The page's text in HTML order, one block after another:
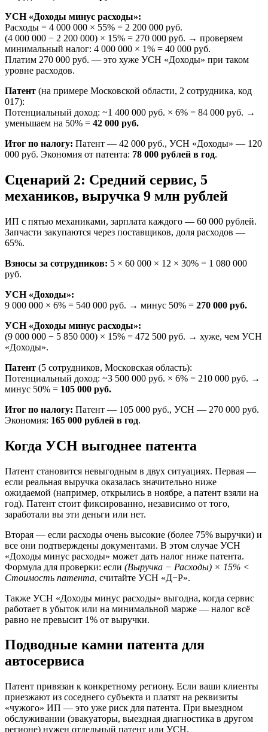
УСН «Доходы минус расходы»:
Расходы = 4 000 000 × 55% = 2 200 000 руб.
(4 000 000 − 2 200 000) × 15% = 270 000 руб. → проверяем
минимальный налог: 4 000 000 × 1% = 40 000 руб.
Платим 270 000 руб. — это хуже УСН «Доходы» при таком
уровне расходов.
Патент (на примере Московской области, 2 сотрудника, код
017):
Потенциальный доход: ~1 400 000 руб. × 6% = 84 000 руб. →
уменьшаем на 50% = 42 000 руб.
Итог по налогу: Патент — 42 000 руб., УСН «Доходы» — 120
000 руб. Экономия от патента: 78 000 рублей в год.
Сценарий 2: Средний сервис, 5
механиков, выручка 9 млн рублей
ИП с пятью механиками, зарплата каждого — 60 000 рублей.
Запчасти закупаются через поставщиков, доля расходов —
65%.
Взносы за сотрудников: 5 × 60 000 × 12 × 30% = 1 080 000
руб.
УСН «Доходы»:
9 000 000 × 6% = 540 000 руб. → минус 50% = 270 000 руб.
УСН «Доходы минус расходы»:
(9 000 000 − 5 850 000) × 15% = 472 500 руб. → хуже, чем УСН
«Доходы».
Патент (5 сотрудников, Московская область):
Потенциальный доход: ~3 500 000 руб. × 6% = 210 000 руб. →
минус 50% = 105 000 руб.
Итог по налогу: Патент — 105 000 руб., УСН — 270 000 руб.
Экономия: 165 000 рублей в год.
Когда УСН выгоднее патента
Патент становится невыгодным в двух ситуациях. Первая —
если реальная выручка оказалась значительно ниже
ожидаемой (например, открылись в ноябре, а патент взяли на
год). Патент стоит фиксированно, независимо от того,
заработали вы эти деньги или нет.
Вторая — если расходы очень высокие (более 75% выручки) и
все они подтверждены документами. В этом случае УСН
«Доходы минус расходы» может дать налог ниже патента.
Формула для проверки: если (Выручка − Расходы) × 15% <
Стоимость патента, считайте УСН «Д−Р».
Также УСН «Доходы минус расходы» выгодна, когда сервис
работает в убыток или на минимальной марже — налог всё
равно не превысит 1% от выручки.
Подводные камни патента для
автосервиса
Патент привязан к конкретному региону. Если ваши клиенты
приезжают из соседнего субъекта и платят на реквизиты
«чужого» ИП — это уже риск для патента. При выездном
обслуживании (эвакуаторы, выездная диагностика в другом
регионе) нужен отдельный патент или УСН.